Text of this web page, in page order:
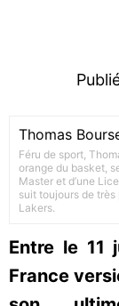
Thomas
Féru de sport,
orange du basket,
Master et d’une
suit toujours de très
Lakers.
Entre le 11
France